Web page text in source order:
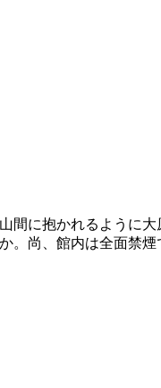
に抱かれるように大
。尚、館内は全面禁煙